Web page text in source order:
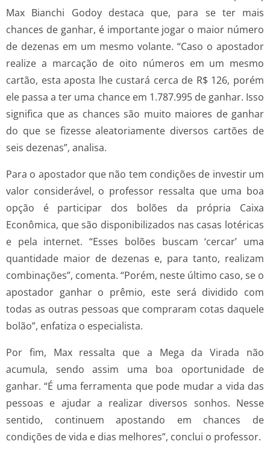
Max Bianchi Godoy destaca que, para se ter mais
chances de ganhar, é importante jogar o maior número
de dezenas em um mesmo volante. “Caso o apostador
realize a marcação de oito números em um mesmo
cartão, esta aposta lhe custará cerca de R$ 126, porém
ele passa a ter uma chance em 1.787.995 de ganhar. Isso
significa que as chances são muito maiores de ganhar
do que se fizesse aleatoriamente diversos cartões de
seis dezenas”, analisa.
Para o apostador que não tem condições de investir um
valor considerável, o professor ressalta que uma boa
opção é participar dos bolões da própria Caixa
Econômica, que são disponibilizados nas casas lotéricas
e pela internet. “Esses bolões buscam ‘cercar’ uma
quantidade maior de dezenas e, para tanto, realizam
combinações”, comenta. “Porém, neste último caso, se o
apostador ganhar o prêmio, este será dividido com
todas as outras pessoas que compraram cotas daquele
bolão”, enfatiza o especialista.
Por fim, Max ressalta que a Mega da Virada não
acumula, sendo assim uma boa oportunidade de
ganhar. “É uma ferramenta que pode mudar a vida das
pessoas e ajudar a realizar diversos sonhos. Nesse
sentido, continuem apostando em chances de
condições de vida e dias melhores”, conclui o professor.